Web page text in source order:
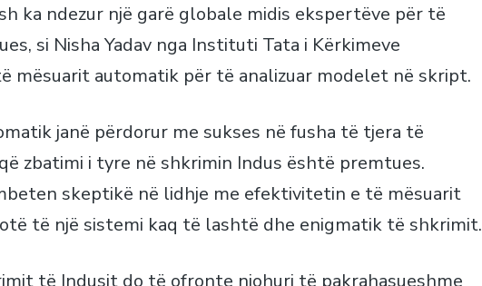
ka ndezur një garë globale midis ekspertëve për të
si Nisha Yadav nga Instituti Tata i Kërkimeve
mësuarit automatik për të analizuar modelet në skript.
janë përdorur me sukses në fusha të tjera të
zbatimi i tyre në shkrimin Indus është premtues.
skeptikë në lidhje me efektivitetin e të mësuarit
të një sistemi kaq të lashtë dhe enigmatik të shkrimit.
të Indusit do të ofronte njohuri të pakrahasueshme